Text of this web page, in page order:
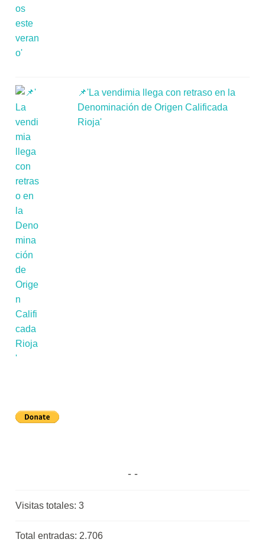
📌'La vendimia llega con retraso en la
Denominación de Origen Calificada
Rioja'
Visitas totales:3
Total entradas:2.706